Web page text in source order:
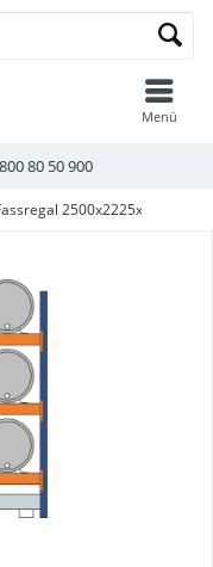
80 50 900
Menü
2500x2225x800 mm